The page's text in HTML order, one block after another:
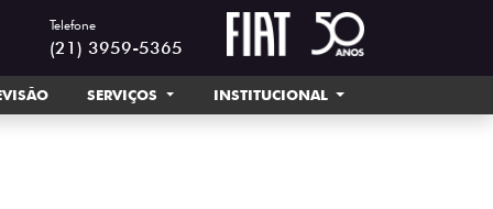
Telefone
(21) 3959-5365
SERVIÇOS INSTITUCIONAL